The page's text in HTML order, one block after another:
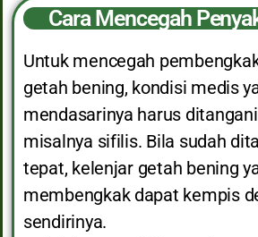
Cara Mencegah
Untuk mencegah
getah bening, kondisi medis
mendasarinya harus
misalnya sifilis. Bila sudah
tepat, kelenjar getah bening
membengkak dapat kempis
sendirinya.